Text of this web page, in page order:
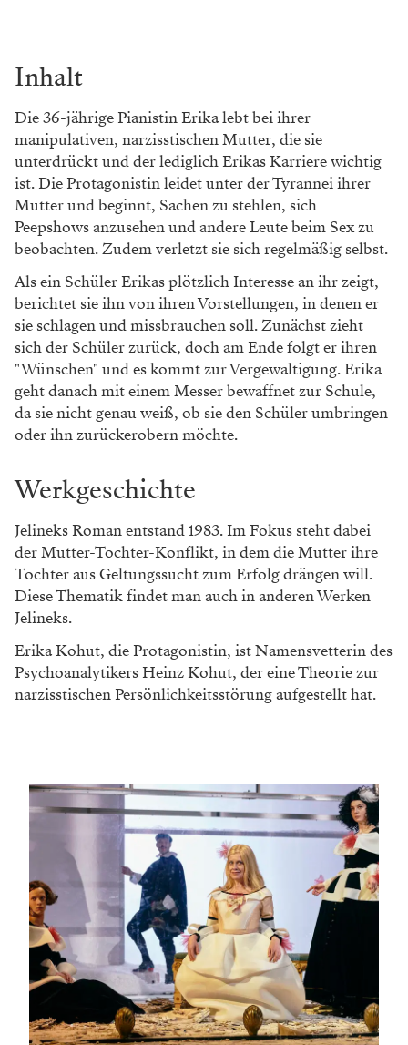
Inhalt
Die 36-jährige Pianistin Erika lebt bei ihrer
manipulativen, narzisstischen Mutter, die sie
unterdrückt und der lediglich Erikas Karriere wichtig
ist. Die Protagonistin leidet unter der Tyrannei ihrer
Mutter und beginnt, Sachen zu stehlen, sich
Peepshows anzusehen und andere Leute beim Sex zu
beobachten. Zudem verletzt sie sich regelmäßig selbst.
Als ein Schüler Erikas plötzlich Interesse an ihr zeigt,
berichtet sie ihn von ihren Vorstellungen, in denen er
sie schlagen und missbrauchen soll. Zunächst zieht
sich der Schüler zurück, doch am Ende folgt er ihren
"Wünschen" und es kommt zur Vergewaltigung. Erika
geht danach mit einem Messer bewaffnet zur Schule,
da sie nicht genau weiß, ob sie den Schüler umbringen
oder ihn zurückerobern möchte.
Werkgeschichte
Jelineks Roman entstand 1983. Im Fokus steht dabei
der Mutter-Tochter-Konflikt, in dem die Mutter ihre
Tochter aus Geltungssucht zum Erfolg drängen will.
Diese Thematik findet man auch in anderen Werken
Jelineks.
Erika Kohut, die Protagonistin, ist Namensvetterin des
Psychoanalytikers Heinz Kohut, der eine Theorie zur
narzisstischen Persönlichkeitsstörung aufgestellt hat.